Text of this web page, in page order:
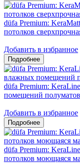
düfa Premium:
потолков
Добавить в избранное
düfa Premium:
помещений
Добавить в избранное
düfa Premium:
потолков моющаяся